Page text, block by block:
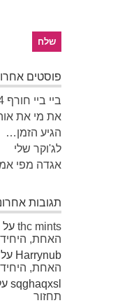
פוסטים
ביי ביי חורף 2014. אל תחזור
את מי את
הגיע הזמן…
לג'וקר שלי
אגדה מפי
תגובות
thc mints על
האחת,
Harrynub על
האחת,
sqghaqxsl
תחזור